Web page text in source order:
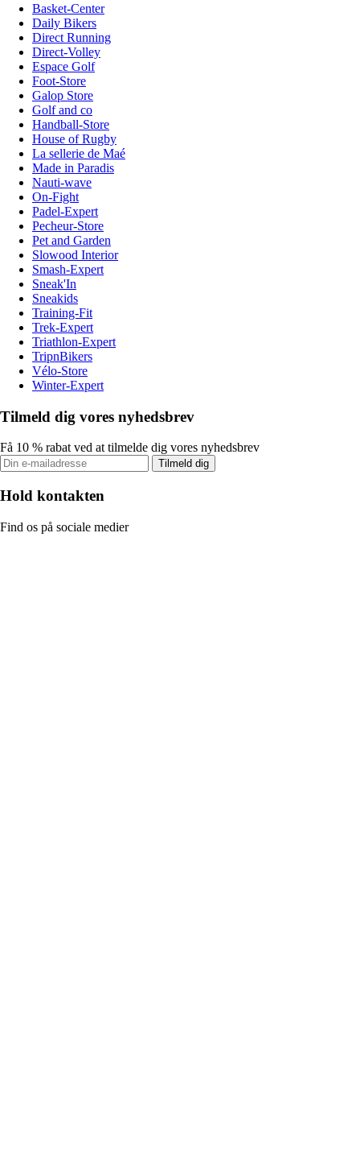
Basket-Center
Daily Bikers
Direct Running
Direct-Volley
Espace Golf
Foot-Store
Galop Store
Golf and co
Handball-Store
House of Rugby
La sellerie de Maé
Made in Paradis
Nauti-wave
On-Fight
Padel-Expert
Pecheur-Store
Pet and Garden
Slowood Interior
Smash-Expert
Sneak'In
Sneakids
Training-Fit
Trek-Expert
Triathlon-Expert
TripnBikers
Vélo-Store
Winter-Expert
Tilmeld dig vores nyhedsbrev
Få 10 % rabat ved at tilmelde dig vores nyhedsbrev
Tilmeld dig
Hold kontakten
Find os på sociale medier